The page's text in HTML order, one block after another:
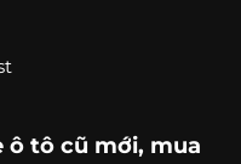
ô tô cũ mới, mua